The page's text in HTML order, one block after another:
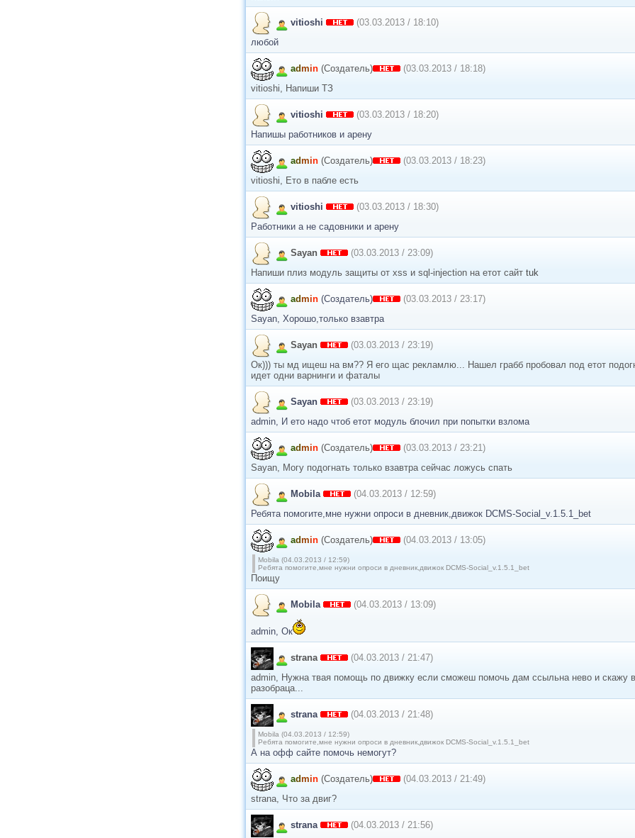
vitioshi
(03.03.2013 / 18:10)
любой
admin (Создатель)
(03.03.2013 / 18:18)
vitioshi, Напиши ТЗ
vitioshi
(03.03.2013 / 18:20)
Напишы работников и арену
admin (Создатель)
(03.03.2013 / 18:23)
vitioshi, Ето в пабле есть
vitioshi
(03.03.2013 / 18:30)
Работники а не садовники и арену
Sayan
(03.03.2013 / 23:09)
Напиши плиз модуль защиты от xss и sql-injection на етот сайт tuk
admin (Создатель)
(03.03.2013 / 23:17)
Sayan, Хорошо,только взавтра
Sayan
(03.03.2013 / 23:19)
Ок))) ты мд ищеш на вм?? Я его щас рекламлю... Нашел грабб пробовал под етот
идет одни варнинги и фаталы
Sayan
(03.03.2013 / 23:19)
admin, И ето надо чтоб етот модуль блочил при попытки взлома
admin (Создатель)
(03.03.2013 / 23:21)
Sayan, Могу подогнать только взавтра сейчас ложусь спать
Mobila
(04.03.2013 / 12:59)
Ребята помогите,мне нужни опроси в дневник,движок DCMS-Social_v.1.5.1_bet
admin (Создатель) (04.03.2013 / 13:05)
Mobila (04.03.2013 / 12:59)
Ребята помогите,мне нужни опроси в дневник,движок DCMS-Social_v.1.5.1_bet
Поищу
Mobila (04.03.2013 / 13:09)
admin, Ок
strana
(04.03.2013 / 21:47)
admin, Нужна твая помощь по движку если сможеш помочь дам ссыльна нево и скажу
разобраца...
strana (04.03.2013 / 21:48)
Mobila (04.03.2013 / 12:59)
Ребята помогите,мне нужни опроси в дневник,движок DCMS-Social_v.1.5.1_bet
А на офф сайте помочь немогут?
admin (Создатель)
(04.03.2013 / 21:49)
strana, Что за двиг?
strana (04.03.2013 / 21:56)